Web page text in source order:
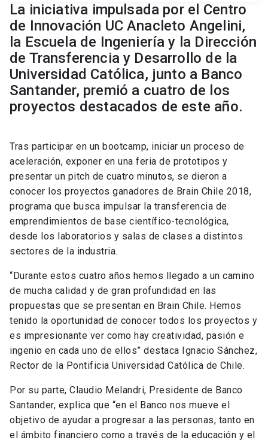
La iniciativa impulsada por el Centro
de Innovación UC Anacleto Angelini,
la Escuela de Ingeniería y la Dirección
de Transferencia y Desarrollo de la
Universidad Católica, junto a Banco
Santander, premió a cuatro de los
proyectos destacados de este año.
Tras participar en un bootcamp, iniciar un proceso de
aceleración, exponer en una feria de prototipos y
presentar un pitch de cuatro minutos, se dieron a
conocer los proyectos ganadores de Brain Chile 2018,
programa que busca impulsar la transferencia de
emprendimientos de base científico-tecnológica,
desde los laboratorios y salas de clases a distintos
sectores de la industria.
“Durante estos cuatro años hemos llegado a un camino
de mucha calidad y de gran profundidad en las
propuestas que se presentan en Brain Chile. Hemos
tenido la oportunidad de conocer todos los proyectos y
es impresionante ver como hay creatividad, pasión e
ingenio en cada uno de ellos” destaca Ignacio Sánchez,
Rector de la Pontificia Universidad Católica de Chile.
Por su parte, Claudio Melandri, Presidente de Banco
Santander, explica que “en el Banco nos mueve el
objetivo de ayudar a progresar a las personas, tanto en
el ámbito financiero como a través de la educación y el